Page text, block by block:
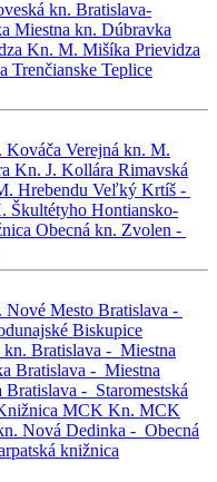
kn. Bratislava-
Miestna kn. Dúbravka
Kn. M. Mišíka Prievidza
Trenčianske Teplice
Kováča Verejná kn. M.
Kn. J. Kollára Rimavská
Hrebendu Veľký Krtíš -
Škultétyho Hontiansko-
Obecná kn. Zvolen -
Nové Mesto Bratislava -
Biskupice
kn. Bratislava - Miestna
Bratislava - Miestna
Bratislava - Staromestská
MCK Kn. MCK
Nová Dedinka - Obecná
knižnica